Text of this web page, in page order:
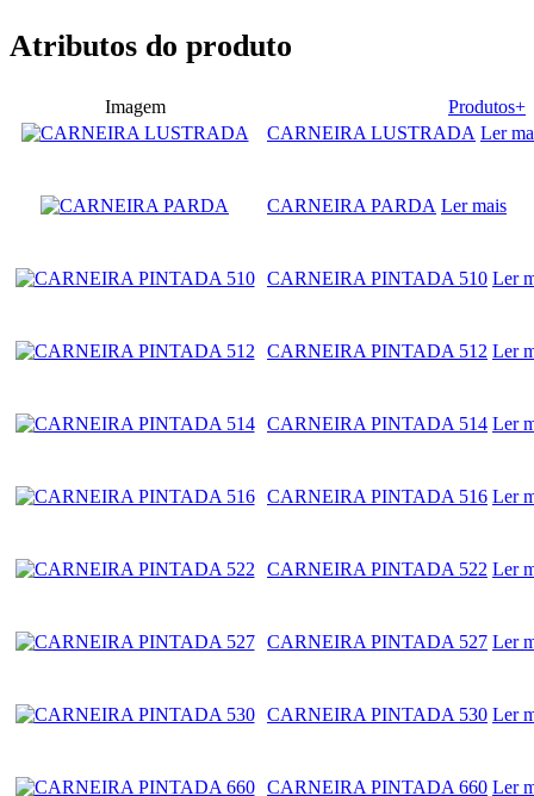
Atributos do produto
Imagem
Produtos+
CARNEIRA LUSTRADA Ler
CARNEIRA PARDA Ler mais
CARNEIRA PINTADA 510 Ler
CARNEIRA PINTADA 512 Ler
CARNEIRA PINTADA 514 Ler
CARNEIRA PINTADA 516 Ler
CARNEIRA PINTADA 522 Ler
CARNEIRA PINTADA 527 Ler
CARNEIRA PINTADA 530 Ler
CARNEIRA PINTADA 660 Ler